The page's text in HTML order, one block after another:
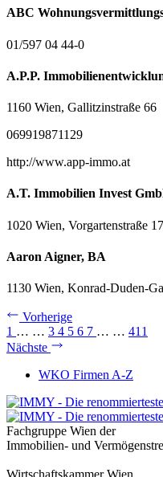
ABC
01/597 04 44-0
A.P.P.
1160 Wien, Gallitzinstraße 66
069919871129
http://www.app-immo.at
A.T. Immobilien Invest
1020 Wien, Vorgartenstraße
Aaron Aigner, BA
1130 Wien, Konrad-Duden-
Vorherige
1 … … 3 4 5 6 7 … … 411
Nächste
WKO Firmen A-Z
Fachgruppe Wien der
Immobilien- und